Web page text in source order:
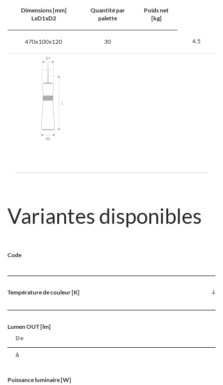
Dimensions [mm]
LxD1xD2
Quantité par
palette
Poids net
[kg]
470x100x120 30 4.5
Variantes disponibles
Code
Température de couleur [K]
Lumen OUT [lm]
Puissance luminaire [W]